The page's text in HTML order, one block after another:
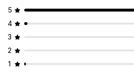
5
4
3
2
1